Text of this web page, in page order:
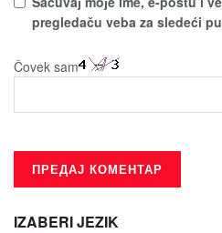
pregledaču veba za sledeći
Čovek sam
IZABERI JEZIK